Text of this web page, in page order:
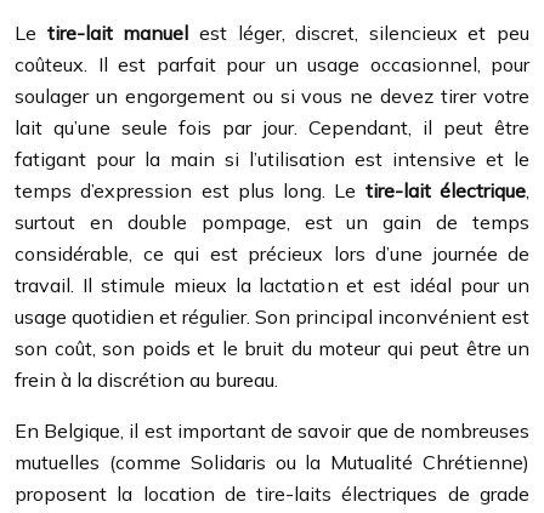
Le tire-lait manuel est léger, discret, silencieux et peu
coûteux. Il est parfait pour un usage occasionnel, pour
soulager un engorgement ou si vous ne devez tirer votre
lait qu’une seule fois par jour. Cependant, il peut être
fatigant pour la main si l’utilisation est intensive et le
temps d’expression est plus long. Le tire-lait électrique
surtout en double pompage, est un gain de temps
considérable, ce qui est précieux lors d’une journée de
travail. Il stimule mieux la lactation et est idéal pour un
usage quotidien et régulier. Son principal inconvénient est
son coût, son poids et le bruit du moteur qui peut être un
frein à la discrétion au bureau.
En Belgique, il est important de savoir que de nombreuses
mutuelles (comme Solidaris ou la Mutualité Chrétienne)
proposent la location de tire-laits électriques de grade